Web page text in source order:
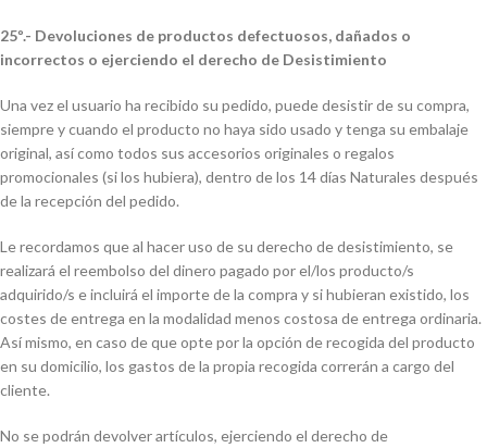
25º.- Devoluciones de productos defectuosos, dañados o
incorrectos o ejerciendo el derecho de Desistimiento
Una vez el usuario ha recibido su pedido, puede desistir de su compra,
siempre y cuando el producto no haya sido usado y tenga su embalaje
original, así como todos sus accesorios originales o regalos
promocionales (si los hubiera), dentro de los 14 días Naturales después
de la recepción del pedido.
Le recordamos que al hacer uso de su derecho de desistimiento, se
realizará el reembolso del dinero pagado por el/los producto/s
adquirido/s e incluirá el importe de la compra y si hubieran existido, los
costes de entrega en la modalidad menos costosa de entrega ordinaria.
Así mismo, en caso de que opte por la opción de recogida del producto
en su domicilio, los gastos de la propia recogida correrán a cargo del
cliente.
No se podrán devolver artículos, ejerciendo el derecho de